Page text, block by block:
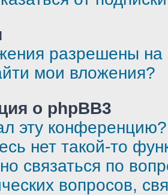
разрешены
мои вложения?
о phpBB3
эту конференцию?
нет такой-то
связаться по
вопросов,